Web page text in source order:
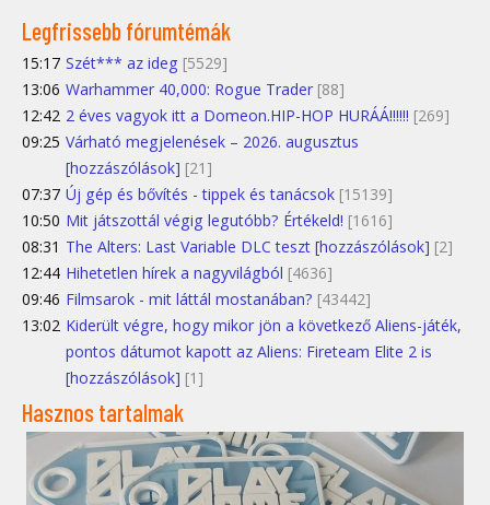
Legfrissebb fórumtémák
15:17 Szét*** az ideg [5529]
13:06 Warhammer 40,000: Rogue Trader [88]
12:42 2 éves vagyok itt a Domeon.HIP-HOP HURÁÁ!!!!!! [269]
09:25 Várható megjelenések – 2026. augusztus
[hozzászólások] [21]
07:37 Új gép és bővítés - tippek és tanácsok [15139]
10:50 Mit játszottál végig legutóbb? Értékeld! [1616]
08:31 The Alters: Last Variable DLC teszt [hozzászólások] [2]
12:44 Hihetetlen hírek a nagyvilágból [4636]
09:46 Filmsarok - mit láttál mostanában? [43442]
13:02 Kiderült végre, hogy mikor jön a következő Aliens-játék,
pontos dátumot kapott az Aliens: Fireteam Elite 2 is
[hozzászólások] [1]
Hasznos tartalmak